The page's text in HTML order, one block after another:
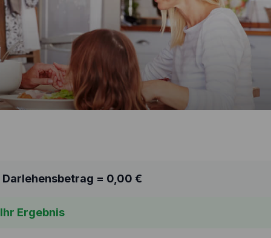
Darlehensbetrag = 0,00 €
Ihr Ergebnis